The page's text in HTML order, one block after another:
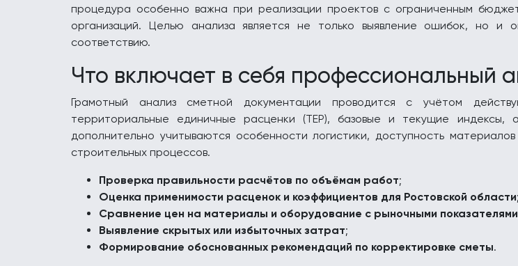
процедура особенно важна при реализации проектов с ограниченным
организаций. Целью анализа является не только выявление ошибок, но и
соответствию.
Что включает в себя профессиональный
Грамотный анализ сметной документации проводится с учётом
территориальные единичные расценки (ТЕР), базовые и текущие индексы,
дополнительно учитываются особенности логистики, доступность
строительных процессов.
Проверка правильности расчётов по объёмам работ;
Оценка применимости расценок и коэффициентов для Ростовской области;
Сравнение цен на материалы и оборудование с рыночными показателями
Выявление скрытых или избыточных затрат;
Формирование обоснованных рекомендаций по корректировке сметы.